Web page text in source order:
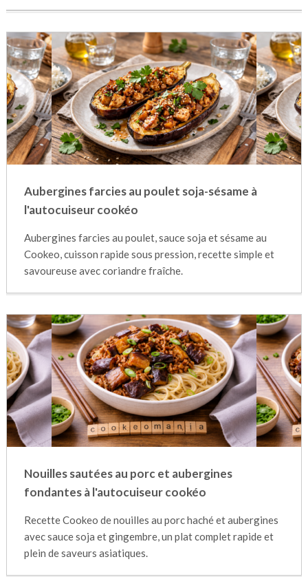
Aubergines farcies au poulet soja-sésame à
l'autocuiseur cookéo
Aubergines farcies au poulet, sauce soja et sésame au
Cookeo, cuisson rapide sous pression, recette simple et
savoureuse avec coriandre fraîche.
Nouilles sautées au porc et aubergines
fondantes à l'autocuiseur cookéo
Recette Cookeo de nouilles au porc haché et aubergines
avec sauce soja et gingembre, un plat complet rapide et
plein de saveurs asiatiques.